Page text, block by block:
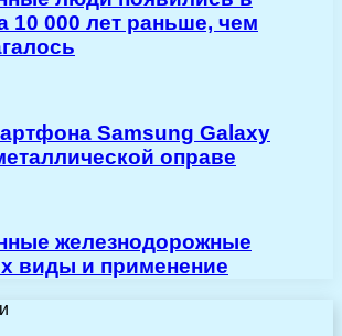
10 000 лет раньше, чем
Samsung Galaxy
оправе
железнодорожные
виды и применение